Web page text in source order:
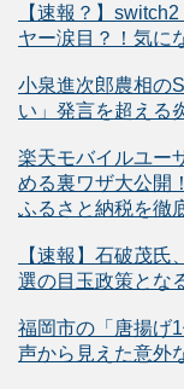
【速報？】
ヤー涙目？！気に
小泉進次郎農相の
い」発言を超える
楽天モバイルユー
める裏ワザ大公開
ふるさと納税を徹
【速報】石破茂
選の目玉政策とな
福岡市の「唐揚げ
声から見えた意外